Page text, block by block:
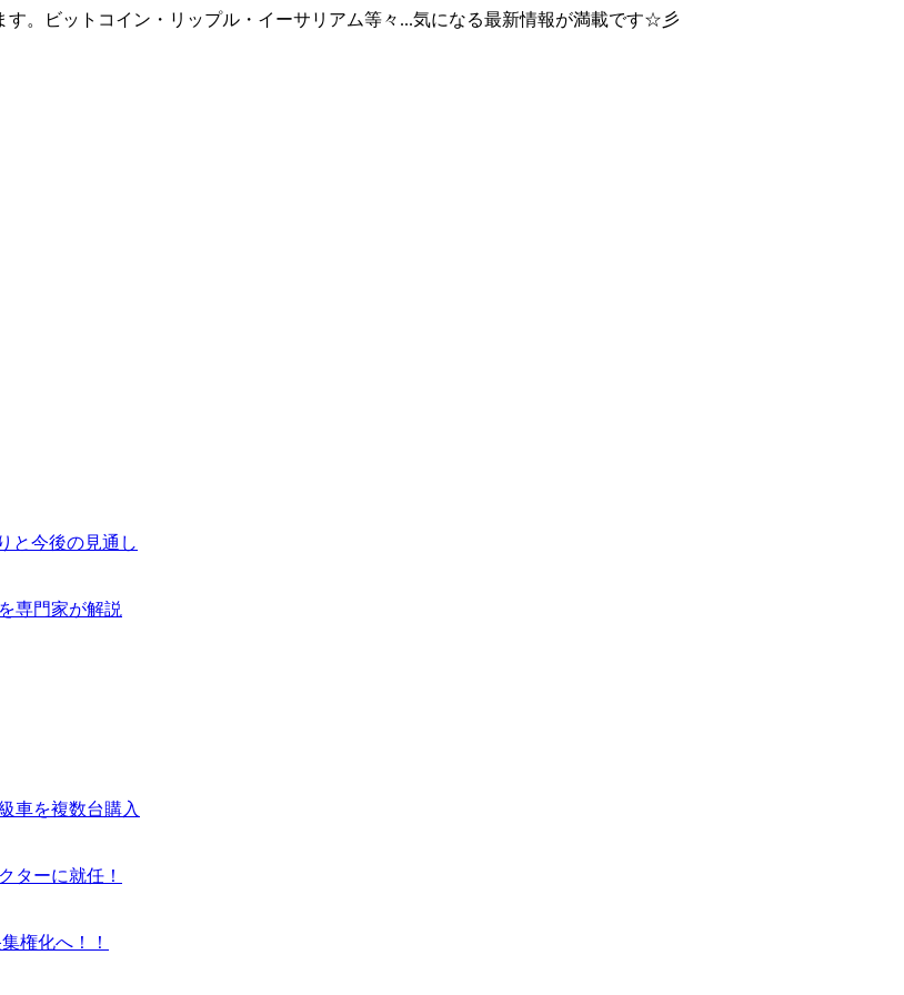
。ビットコイン・リップル・イーサリアム等々...気になる最新情報が満載です☆彡
と今後の見通し
専門家が解説
車を複数台購入
ターに就任！
権化へ！！